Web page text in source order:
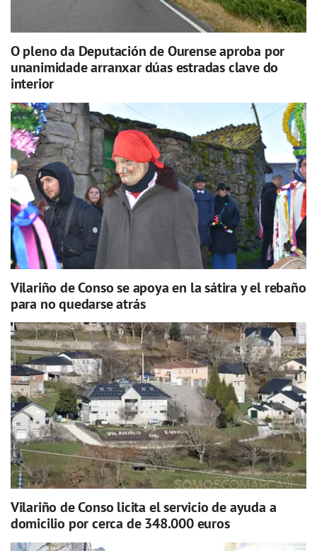
O pleno da Deputación de Ourense aproba por
unanimidade arranxar dúas estradas clave do
interior
Vilariño de Conso se apoya en la sátira y el rebaño
para no quedarse atrás
Vilariño de Conso licita el servicio de ayuda a
domicilio por cerca de 348.000 euros